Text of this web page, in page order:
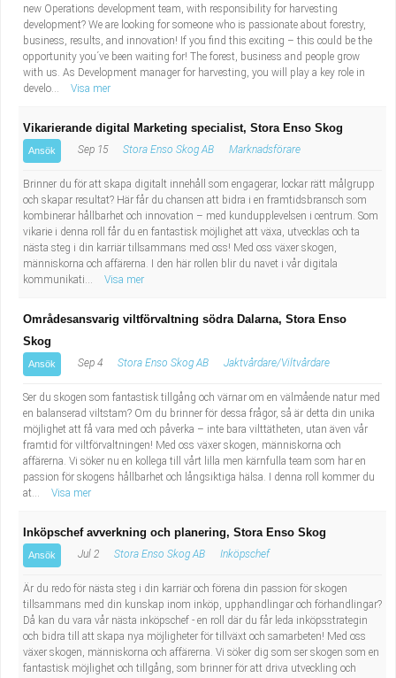
new Operations development team, with responsibility for harvesting
development? We are looking for someone who is passionate about forestry,
business, results, and innovation! If you find this exciting – this could be the
opportunity you´ve been waiting for! The forest, business and people grow
with us. As Development manager for harvesting, you will play a key role in
develo...
Visa mer
Vikarierande digital Marketing specialist, Stora Enso Skog
Ansök Sep 15 Stora Enso Skog AB Marknadsförare
Brinner du för att skapa digitalt innehåll som engagerar, lockar rätt målgrupp
och skapar resultat? Här får du chansen att bidra i en framtidsbransch som
kombinerar hållbarhet och innovation – med kundupplevelsen i centrum. Som
vikarie i denna roll får du en fantastisk möjlighet att växa, utvecklas och ta
nästa steg i din karriär tillsammans med oss! Med oss växer skogen,
människorna och affärerna. I den här rollen blir du navet i vår digitala
kommunikati...
Visa mer
Områdesansvarig viltförvaltning södra Dalarna, Stora Enso
Skog
Ansök Sep 4 Stora Enso Skog AB Jaktvårdare/Viltvårdare
Ser du skogen som fantastisk tillgång och värnar om en välmående natur med
en balanserad viltstam? Om du brinner för dessa frågor, så är detta din unika
möjlighet att få vara med och påverka – inte bara vilttätheten, utan även vår
framtid för viltförvaltningen! Med oss växer skogen, människorna och
affärerna. Vi söker nu en kollega till vårt lilla men kärnfulla team som har en
passion för skogens hållbarhet och långsiktiga hälsa. I denna roll kommer du
at...
Visa mer
Inköpschef avverkning och planering, Stora Enso Skog
Ansök Jul 2 Stora Enso Skog AB Inköpschef
Är du redo för nästa steg i din karriär och förena din passion för skogen
tillsammans med din kunskap inom inköp, upphandlingar och förhandlingar?
Då kan du vara vår nästa inköpschef - en roll där du får leda inköpsstrategin
och bidra till att skapa nya möjligheter för tillväxt och samarbeten! Med oss
växer skogen, människorna och affärerna. Vi söker dig som ser skogen som en
fantastisk möjlighet och tillgång, som brinner för att driva utveckling och